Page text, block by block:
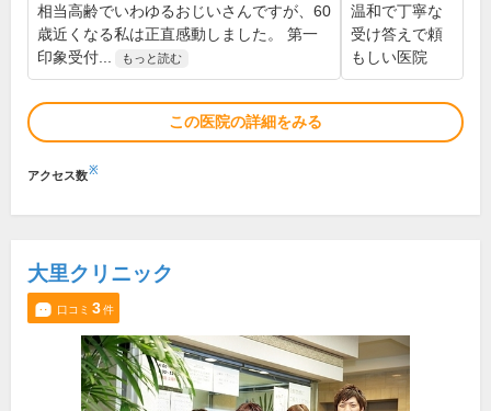
相当高齢でいわゆるおじいさんですが、60
歳近くなる私は正直感動しました。 第一
印象受付...
もっと読む
温和で丁寧な
受け答えで頼
もしい医院
この医院の詳細をみる
アクセス数※
大里クリニック
口コミ 3件